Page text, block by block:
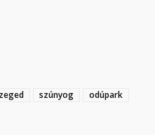
szúnyog odúpark